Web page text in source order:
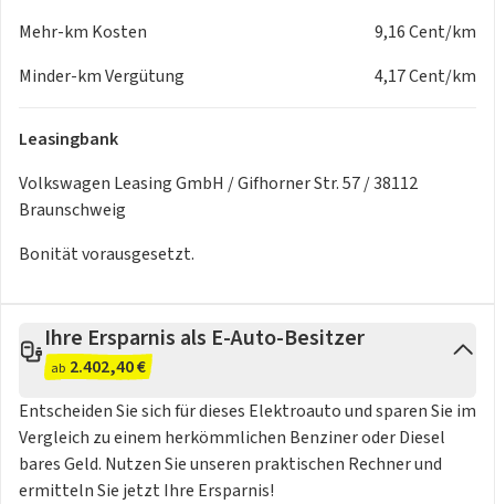
Mehr-km Kosten
9,16 Cent/km
Minder-km Vergütung
4,17 Cent/km
Leasingbank
Volkswagen Leasing GmbH / Gifhorner Str. 57 / 38112
Braunschweig
Bonität vorausgesetzt.
Ihre Ersparnis als E-Auto-Besitzer
ab 2.402,40 €
Entscheiden Sie sich für dieses Elektroauto und sparen Sie im
Vergleich zu einem herkömmlichen Benziner oder Diesel
bares Geld. Nutzen Sie unseren praktischen Rechner und
ermitteln Sie jetzt Ihre Ersparnis!